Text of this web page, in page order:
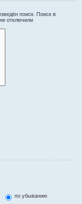
поиск. Поиск в
отключили
по убыванию